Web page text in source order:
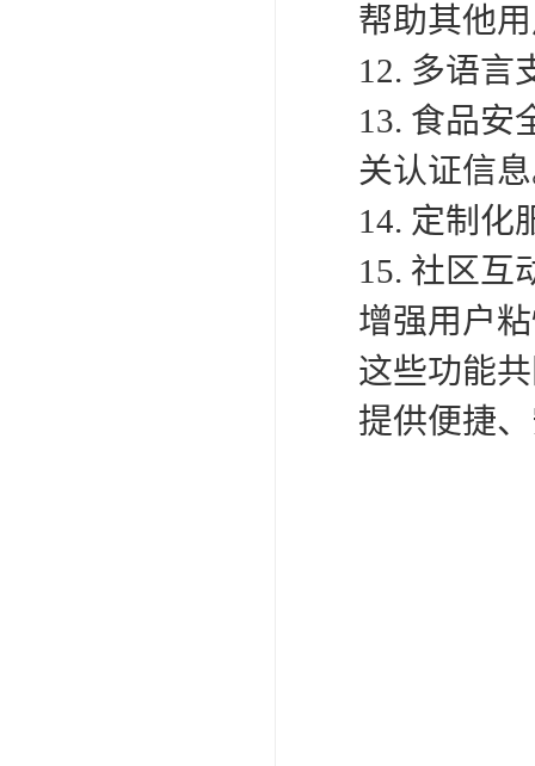
帮助其他
12. 多语言
13. 食品安
关认证信
14. 定制化
15. 社区互
增强用户
这些功能
提供便捷